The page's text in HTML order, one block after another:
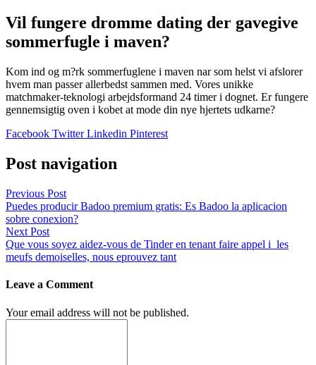
Vil fungere dromme dating der gavegive
sommerfugle i maven?
Kom ind og m?rk sommerfuglene i maven nar som helst vi afslorer
hvem man passer allerbedst sammen med. Vores unikke
matchmaker-teknologi arbejdsformand 24 timer i dognet. Er fungere
gennemsigtig oven i kobet at mode din nye hjertets udkarne?
Facebook TwitterLinkedin Pinterest
Post navigation
Previous Post
Puedes producir Badoo premium gratis: Es Badoo la aplicacion
sobre conexion?
Next Post
Que vous soyez aidez-vous de Tinder en tenant faire appel i les
meufs demoiselles, nous eprouvez tant
Leave a Comment
Your email address will not be published.